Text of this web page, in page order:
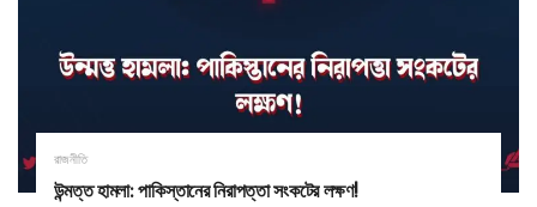
রাজনীতি
উন্মত্ত হামলা: পাকিস্তানের নিরাপত্তা সংকটের লক্ষণ!